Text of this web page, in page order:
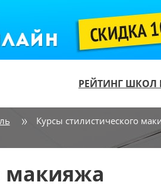
РЕЙТИНГ ШКОЛ
Курсы стилистического
макияжа